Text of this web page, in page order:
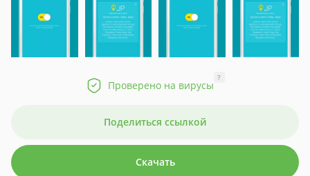
Проверено на вирусы
?
Поделиться ссылкой
Скачать